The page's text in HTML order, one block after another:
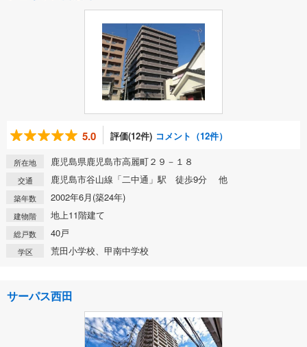
5.0 評価(12件) コメント（12件）
所在地 鹿児島県鹿児島市高麗町２９－１８
交通 鹿児島市谷山線「二中通」駅 徒歩9分 他
築年数 2002年6月(築24年)
建物階 地上11階建て
総戸数 40戸
学区 荒田小学校、甲南中学校
サーパス西田